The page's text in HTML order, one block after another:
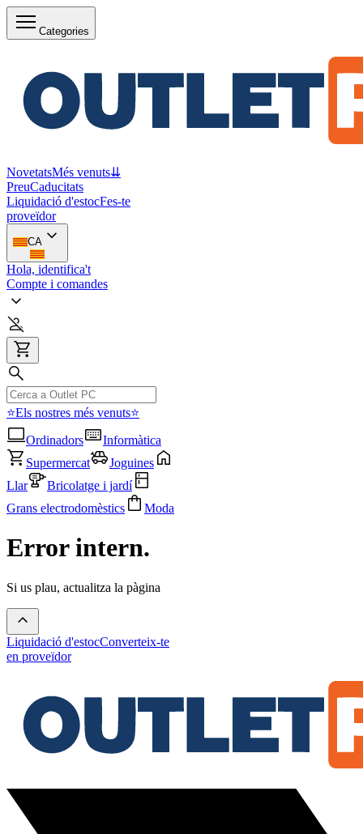
Categories
NovetatsMés venuts⇊
PreuCaducitats
Liquidació d'estocFes-te
proveïdor
CA
Hola, identifica't
Compte i comandes
⭐Els nostres més venuts⭐
Ordinadors
Informàtica
Supermercat
Joguines
Llar
Bricolatge i jardí
Grans electrodomèstics
Moda
Error intern.
Si us plau, actualitza la pàgina
Liquidació d'estocConverteix-te
en proveïdor